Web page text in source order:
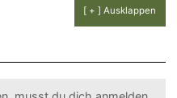
[ + ] Ausklappen